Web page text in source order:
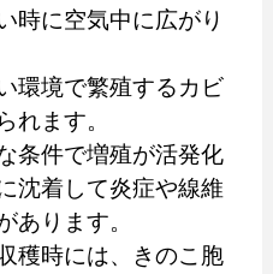
時に空気中に広がり
環境で繁殖するカビ
れます。
条件で増殖が活発化
沈着して炎症や線維
あります。
穫時には、きのこ胞